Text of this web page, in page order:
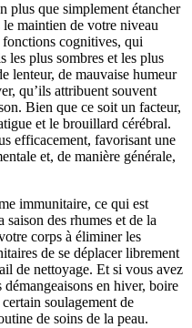
plus que simplement étancher
maintien de votre niveau
cognitives, qui
les plus sombres et les plus
lenteur, de mauvaise humeur
qu’ils attribuent souvent
Bien que ce soit un facteur,
et le brouillard cérébral.
efficacement, favorisant une
et, de manière générale,
immunitaire, ce qui est
des rhumes et de la
corps à éliminer les
de se déplacer librement
de nettoyage. Et si vous avez
démangeaisons en hiver, boire
soulagement de
de soins de la peau.